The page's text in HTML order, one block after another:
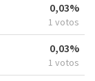
0,03%
1 votos
0,03%
1 votos